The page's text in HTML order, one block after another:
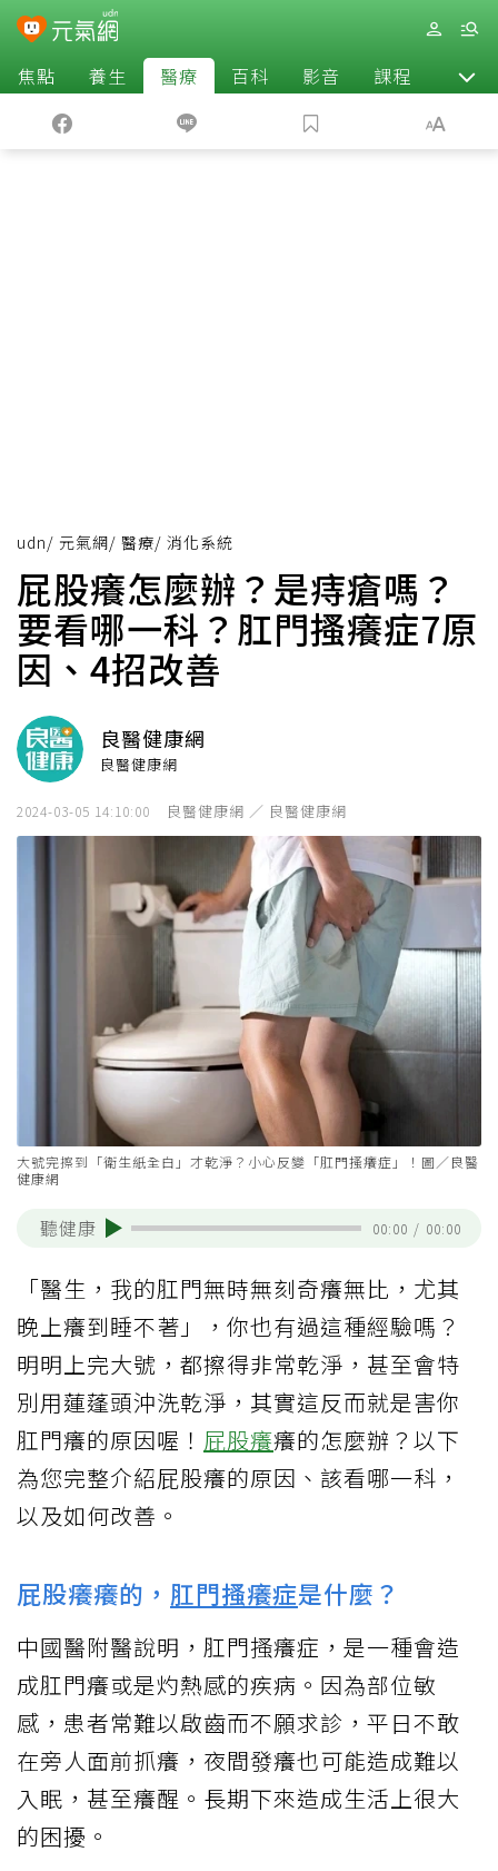
焦點 養生 醫療 百科 影音 課程 退休
udn/ 元氣網/ 醫療/ 消化系統
屁股癢怎麼辦？是痔瘡嗎？
要看哪一科？肛門搔癢症7原
因、4招改善
良醫健康網
良醫健康網
2024-03-05 14:10:00 良醫健康網 ／ 良醫健康網
大號完擦到「衛生紙全白」才乾淨？小心反變「肛門搔癢症」！圖／良醫
健康網
聽健康 00:00 / 00:00
「醫生，我的肛門無時無刻奇癢無比，尤其
晚上癢到睡不著」，你也有過這種經驗嗎？
明明上完大號，都擦得非常乾淨，甚至會特
別用蓮蓬頭沖洗乾淨，其實這反而就是害你
肛門癢的原因喔！ 屁股癢癢的怎麼辦？以下
為您完整介紹屁股癢的原因、該看哪一科，
以及如何改善。
屁股癢癢的， 肛門搔癢症是什麼？
中國醫附醫說明，肛門搔癢症，是一種會造
成肛門癢或是灼熱感的疾病。因為部位敏
感，患者常難以啟齒而不願求診，平日不敢
在旁人面前抓癢，夜間發癢也可能造成難以
入眠，甚至癢醒。長期下來造成生活上很大
的困擾。